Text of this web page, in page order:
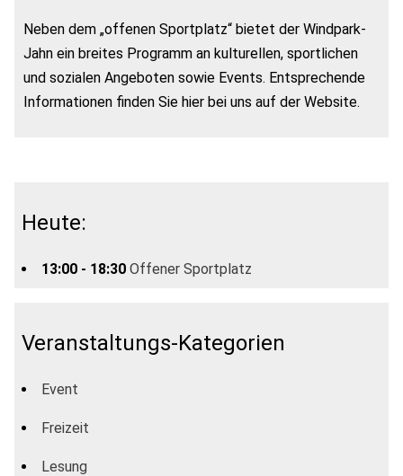
Neben dem „offenen Sportplatz“ bietet der Windpark-
Jahn ein breites Programm an kulturellen, sportlichen
und sozialen Angeboten sowie Events. Entsprechende
Informationen finden Sie hier bei uns auf der Website.
Heute:
13:00 - 18:30 Offener Sportplatz
Veranstaltungs-Kategorien
Event
Freizeit
Lesung